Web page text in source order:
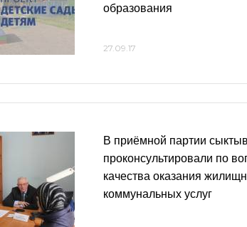
образования
27.09.17
В приёмной партии
проконсультировали по
качества оказания
коммунальных услуг